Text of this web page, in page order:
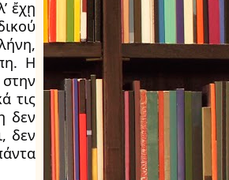
ἔχῃ
Η
τις
δεν
δεν